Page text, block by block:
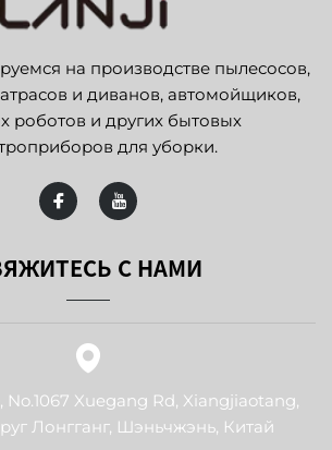
на производстве пылесосов,
и диванов, автомойщиков,
роботов и других бытовых
для уборки.
С НАМИ
No.1067 Xuegang Rd, Xiangjiaotang,
Лонгганг, Шэньчжэнь, Китай